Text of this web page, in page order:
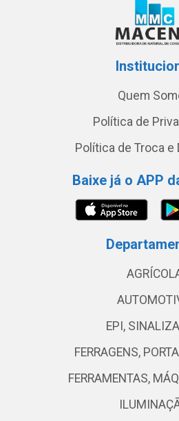
Quem
Política de
Política de Troca e
Baixe já o APP
EPI,
FERRAGENS,
FERRAMENTAS,